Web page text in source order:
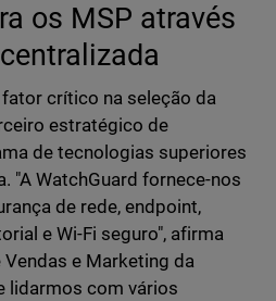
os MSP através
fator crítico na seleção da
estratégico de
de tecnologias superiores
"A WatchGuard fornece-nos
de rede, endpoint,
e Wi-Fi seguro", afirma
e Marketing da
lidarmos com vários